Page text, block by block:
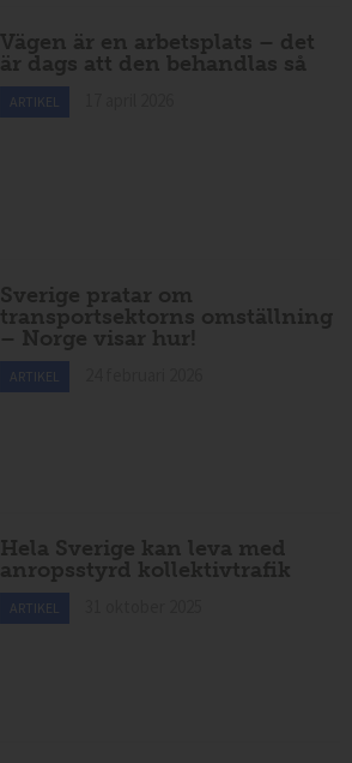
Vägen är en arbetsplats – det
är dags att den behandlas så
ARTIKEL
Sverige pratar om
transportsektorns omställning
– Norge visar hur!
ARTIKEL
Hela Sverige kan leva med
anropsstyrd kollektivtrafik
ARTIKEL